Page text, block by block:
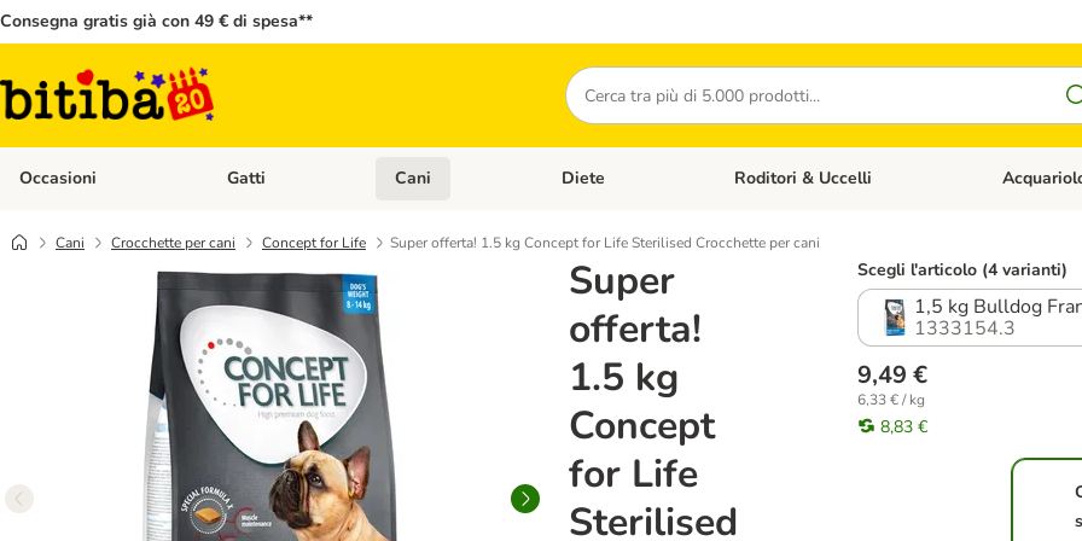
Consegna gratis già con 49 € di spesa**
Cerca
Occasioni Apri Menù Categoria: Occasioni
Gatti Apri Menù Categoria: Gatti
Cani Apri Menù Categoria: Cani
Diete Apri Menù Categoria: Diete
Roditori & Uccelli Apri Menù
Cani Crocchette per cani Concept for Life Super offerta! 1.5 kg Concept for Life Sterilised Crocchette per cani
Super
offerta!
1.5 kg
Concept
for Life
Sterilised
Scegli l'articolo (4 varianti)
1,5 kg Bulldog
1333154.3
9,49 €
6,33 € / kg
8,83 €